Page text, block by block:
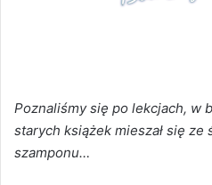
Poznaliśmy się po lekcjach, w
starych książek mieszał się ze
szamponu…